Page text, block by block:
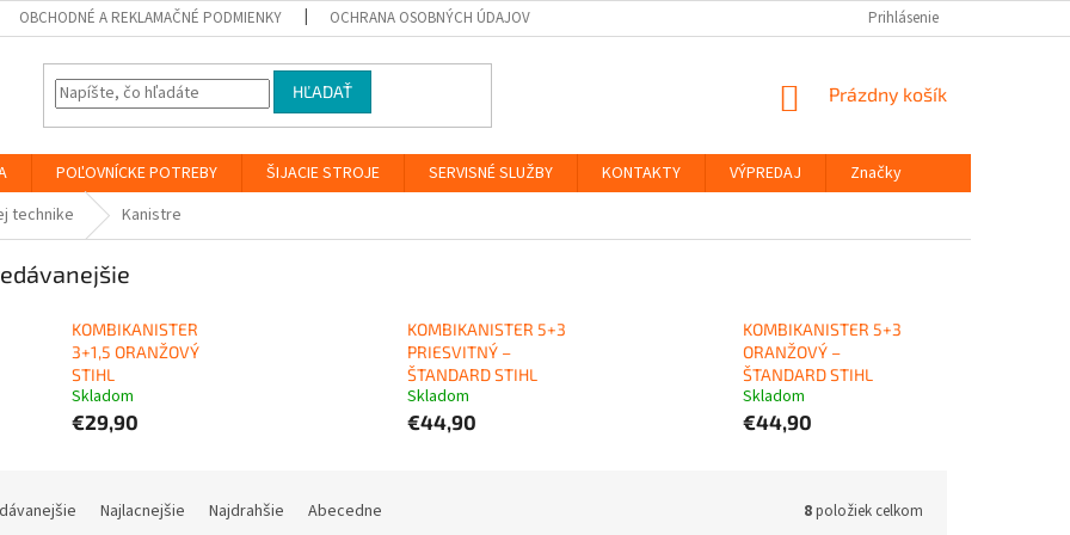
OBCHODNÉ A REKLAMAČNÉ PODMIENKY OCHRANA OSOBNÝCH ÚDAJOV Prihlásenie
HĽADAŤ
NÁKUPNÝ
Prázdny košík
POĽOVNÍCKE POTREBY ŠIJACIE STROJE SERVISNÉ SLUŽBY KONTAKTY VÝPREDAJ
Značky
technike Kanistre
KOMBIKANISTER
3+1,5 ORANŽOVÝ
STIHL
Skladom
€29,90
KOMBIKANISTER 5+3
PRIESVITNÝ –
ŠTANDARD STIHL
Skladom
€44,90
KOMBIKANISTER 5+3
ORANŽOVÝ –
ŠTANDARD STIHL
Skladom
€44,90
Najlacnejšie Najdrahšie Abecedne 8položiek celkom